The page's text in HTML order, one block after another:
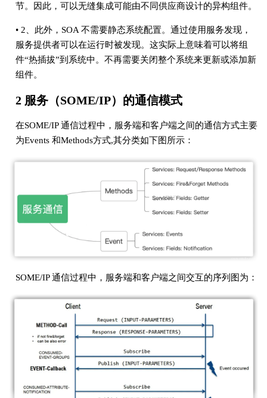
节。因此，可以无缝集成可能由不同供应商设计的异构组件。
• 2、此外，SOA 不需要静态系统配置。通过使用服务发现，
服务提供者可以在运行时被发现。这实际上意味着可以将组
件“热插拔”到系统中。不再需要关闭整个系统来更新或添加新
组件。
2 服务（SOME/IP）的通信模式
在SOME/IP 通信过程中，服务端和客户端之间的通信方式主要
为Events 和Methods方式,其分类如下图所示：
SOME/IP 通信过程中，服务端和客户端之间交互的序列图为：